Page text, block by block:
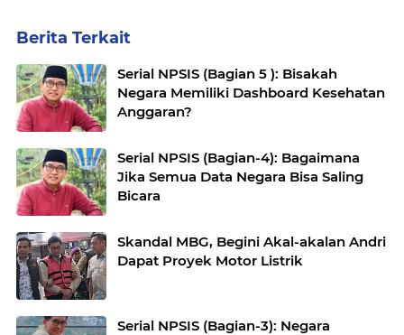
Berita Terkait
Serial NPSIS (Bagian 5 ): Bisakah
Negara Memiliki Dashboard Kesehatan
Anggaran?
Serial NPSIS (Bagian-4): Bagaimana
Jika Semua Data Negara Bisa Saling
Bicara
Skandal MBG, Begini Akal-akalan Andri
Dapat Proyek Motor Listrik
Serial NPSIS (Bagian-3): Negara